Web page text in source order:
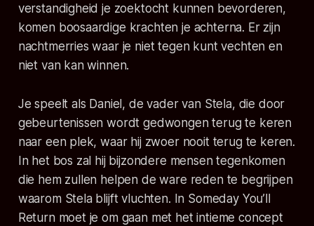
verstandigheid je zoektocht kunnen bevorderen,
komen boosaardige krachten je achterna. Er zijn
nachtmerries waar je niet tegen kunt vechten en
niet van kan winnen.
Je speelt als Daniel, de vader van Stela, die door
gebeurtenissen wordt gedwongen terug te keren
naar een plek, waar hij zwoer nooit terug te keren.
In het bos zal hij bijzondere mensen tegenkomen
die hem zullen helpen de ware reden te begrijpen
waarom Stela blijft vluchten. In Someday You’ll
Returnmoet je om gaan met het intieme concept